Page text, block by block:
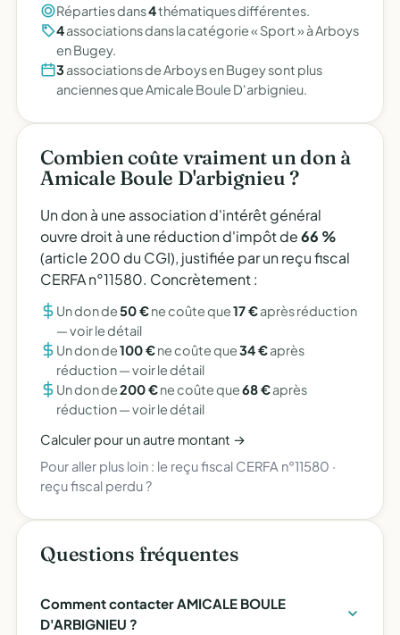
Réparties dans4thématiques différentes.
4associations dans la catégorie « Sport » à Arboys
en Bugey.
3associations de Arboys en Bugey sont plus
anciennes que Amicale Boule D'arbignieu.
Combien coûte vraiment un don à
Amicale Boule D'arbignieu ?
Un don à une association d'intérêt général
ouvre droit à une réduction d'impôt de66 %
(article 200 du CGI), justifiée par un reçu fiscal
CERFA n°11580. Concrètement :
Un don de50 €ne coûte que17 €après réduction
—voir le détail
Un don de100 €ne coûte que34 €après
réduction —voir le détail
Un don de200 €ne coûte que68 €après
réduction —voir le détail
Calculer pour un autre montant →
Pour aller plus loin : le reçu fiscal CERFA n°11580 ·
reçu fiscal perdu ?
Questions fréquentes
Comment contacter AMICALE BOULE
D'ARBIGNIEU ?